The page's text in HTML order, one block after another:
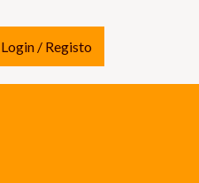
Login / Registo